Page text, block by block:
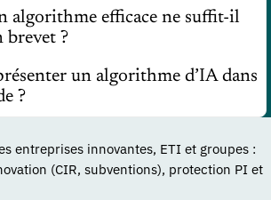
algorithme efficace ne suffit-il
brevet ?
un algorithme d’IA dans
?
entreprises innovantes, ETI et groupes :
(CIR, subventions), protection PI et